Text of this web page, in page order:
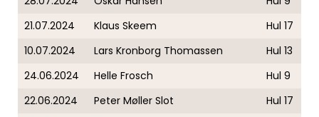
21.07.2024
Klaus Skeem
Hul 17
10.07.2024
Lars Kronborg Thomassen
Hul 13
24.06.2024
Helle Frosch
Hul 9
22.06.2024
Peter Møller Slot
Hul 17